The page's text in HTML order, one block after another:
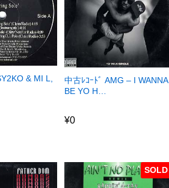
& MI L,
中古ﾚｺｰﾄﾞ AMG – I WANNA
BE YO H…
¥0
SOLD